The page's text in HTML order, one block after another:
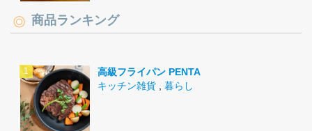
商品ランキング
高級フライパン PENTA
キッチン雑貨
暮らし